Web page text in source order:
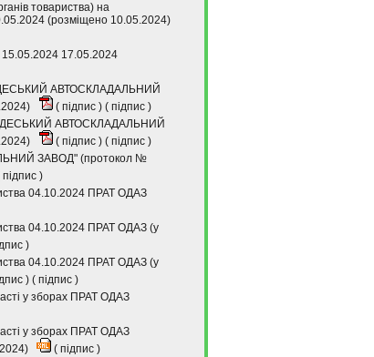
товариства) на
(розміщено 10.05.2024)
15.05.2024 17.05.2024
АВТОСКЛАДАЛЬНИЙ
( підпис ) ( підпис )
АВТОСКЛАДАЛЬНИЙ
( підпис ) ( підпис )
ЗАВОД" (протокол №
підпис )
04.10.2024 ПРАТ ОДАЗ
04.10.2024 ПРАТ ОДАЗ (у
)
04.10.2024 ПРАТ ОДАЗ (у
) ( підпис )
у зборах ПРАТ ОДАЗ
у зборах ПРАТ ОДАЗ
( підпис )